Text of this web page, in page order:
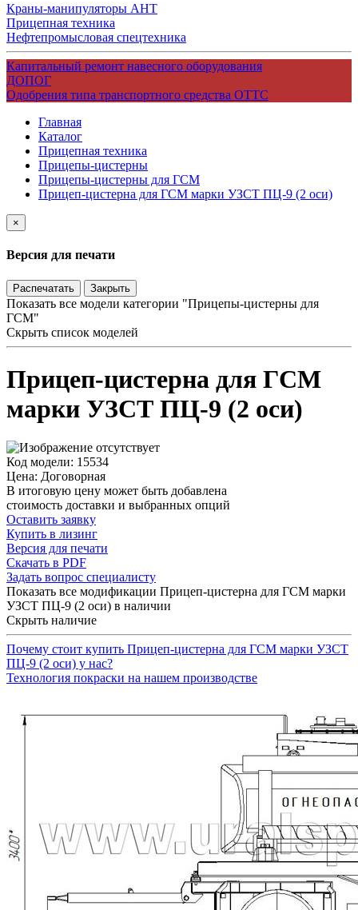
Краны-манипуляторы АНТ
Прицепная техника
Нефтепромысловая спецтехника
Капитальный ремонт навесного оборудования
ДОПОГ
Одобрения типа транспортного средства ОТТС
Главная
Каталог
Прицепная техника
Прицепы-цистерны
Прицепы-цистерны для ГСМ
Прицеп-цистерна для ГСМ марки УЗСТ ПЦ-9 (2 оси)
×
Версия для печати
Распечатать Закрыть
Показать все модели категории "Прицепы-цистерны для
ГСМ"
Скрыть список моделей
Прицеп-цистерна для ГСМ
марки УЗСТ ПЦ-9 (2 оси)
Код модели: 15534
Цена: Договорная
В итоговую цену может быть добавлена
стоимость доставки и выбранных опций
Оставить заявку
Купить в лизинг
Версия для печати
Скачать в PDF
Задать вопрос специалисту
Показать все модификации Прицеп-цистерна для ГСМ марки
УЗСТ ПЦ-9 (2 оси) в наличии
Скрыть наличие
Почему стоит купить Прицеп-цистерна для ГСМ марки УЗСТ
ПЦ-9 (2 оси) у нас?
Технология покраски на нашем производстве